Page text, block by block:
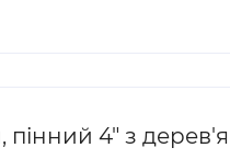
пінний 4" з